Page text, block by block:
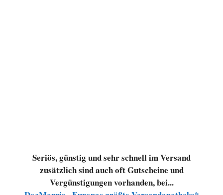
Seriös, günstig und sehr schnell im Versand
zusätzlich sind auch oft Gutscheine und
Vergünstigungen vorhanden, bei...